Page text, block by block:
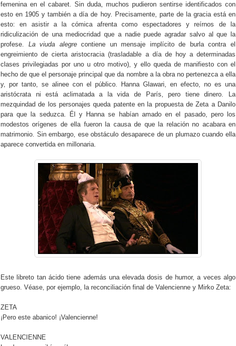
femenina en el cabaret. Sin duda, muchos pudieron sentirse identificados con
esto en 1905 y también a día de hoy. Precisamente, parte de la gracia está en
esto: en asistir a la cómica afrenta como espectadores y reírnos de la
ridiculización de una mediocridad que a nadie puede agradar salvo al que la
profese. La viuda alegrecontiene un mensaje implícito de burla contra el
engreimiento de cierta aristocracia (trasladable a día de hoy a determinadas
clases privilegiadas por uno u otro motivo), y ello queda de manifiesto con el
hecho de que el personaje principal que da nombre a la obra no pertenezca a ella
y, por tanto, se alinee con el público. Hanna Glawari, en efecto, no es una
aristócrata ni está aclimatada a la vida de París, pero tiene dinero. La
mezquindad de los personajes queda patente en la propuesta de Zeta a Danilo
para que la seduzca. Él y Hanna se habían amado en el pasado, pero los
modestos orígenes de ella fueron la causa de que la relación no acabara en
matrimonio. Sin embargo, ese obstáculo desaparece de un plumazo cuando ella
aparece convertida en millonaria.
Este libreto tan ácido tiene además una elevada dosis de humor, a veces algo
grueso. Véase, por ejemplo, la reconciliación final de Valencienne y Mirko Zeta:
ZETA
¡Pero este abanico! ¡Valencienne!
VALENCIENNE